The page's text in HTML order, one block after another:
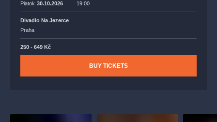
Piatok 30.10.2026 19:00
Divadlo Na Jezerce
Praha
250 - 649 Kč
BUY TICKETS